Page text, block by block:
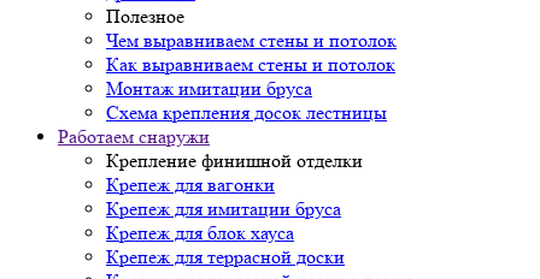
Полезное
Чем выравниваем стены и потолок
Как выравниваем стены и потолок
Монтаж имитации бруса
Схема крепления досок лестницы
Работаем снаружи
Крепление финишной отделки
Крепеж для вагонки
Крепеж для имитации бруса
Крепеж для блок хауса
Крепеж для террасной доски